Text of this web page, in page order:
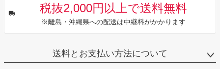
税抜2,000円以上で送料無料
※離島・沖縄県への配送は中継料がかかります
送料とお支払い方法について